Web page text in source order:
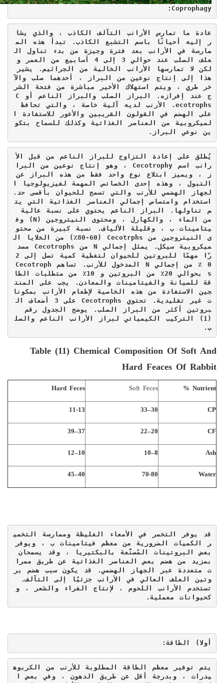
Coprophagy
:
عادة ما تمارس الأرانب التآلف الكاذب ، والذي يشا
ر إليه أحيانًا باسم التشبع الكاذب. تبدأ هذه الم
مارسة في الأرانب بعد فترة وجيزة من بدء تناول ال
علف الصلب عند حوالي 3 إلى 4 أسابيع من العمر و
هذا إلى إنتاج نوعين من البراز ، أحدهما صلب والآ
خر طري ، ويتم استهلاك الأخير مباشرة من فتحة الشر
ج عند إفرازه. البراز الصلب والبراز الناعم أو C
Ecotrophs
على الهضم في القولون القريبين والأعور للاستفادة ا
لميكروبية من العناصر الغذائية وكذلك للسماح بتكو
ين نوعي البراز.
يُطلق على إعادة التزاوج للبراز الناعم من قبل الأ
رانب اسم Cecotrophy ، وهو إنتاج نوعين من البرا
ز ، ويميز ابتلاع نوع واحد فقط من هذه البراز عن
التبول ، وهذه إحدى الخصائص المهمة لفيزيولوجيا ا
استخدام وامتصاص إجمالي العناصر الغذائية التي يت
من الماء ، والكهارل ، ومحتوى النيتروجين ( N) وف
يتامينات ب ، وقليلة الألياف. نسبة كبيرة من محتو
ى النيتروجين من Cecotrphs
(60-80٪) من الخلايا ال
ميكروبية سيكل. يمثل إجمالي N من Cecotrophs مصد
رًا مهمًا للبروتين للحيوان لتغطية كمية تصل إلى 2
0 ٪ من إجمالي
N المدخول للأرنب. تساهم Cecotroph
S
بحوالي 20٪ من البروتين و 10٪ من متطلبات الطا
قة للصيانة والفيتامينات والمعادن. يجب على المنت
جين الاستفادة من هذه الخاصية لإطعام الأرانب بمكونا
ت غير تقليدية. تحتوي Cecotrophs
على 3 أضعاف ال
(1) التركيب الكيميائي لبراز الأرانب الناعم والصل
ب.
Table (11) Chemical Composition Of Soft And
Hard Feaces Of Rabbit
Nutrient %
Soft Feces
Hard Feces
CP
30–33
11-13
CF
20–22
37–39
Ash
8–10
10–12
Water
70-80
40–45
قد يوفر التخمر في الأمعاء الغليظة وممارسة التخمي
بمزيد من هضم بعض العناصر الغذائية عن طريق ممرا
ت متعددة عبر الجهاز الهضمي. قد يكون سبب هضم بر
تستخدم الأرانب اللحوم ، لإنتاج الفراء والشعر ، و
كحيوانات معملية.
أولا ) الطاقة:
يتم توفير معظم الطاقة المطلوبة للأرنب من الكربوه
يدرات ، وبدرجة أقل عن طريق الدهون ، وفي بعض ا